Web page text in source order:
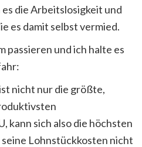
die Arbeitslosigkeit und
es damit selbst vermied.
passieren und ich halte es
nicht nur die größte,
kann sich also die höchsten
seine Lohnstückkosten nicht